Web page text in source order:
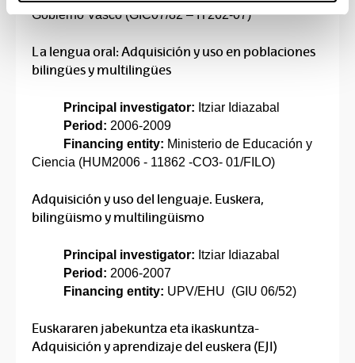
Gobierno Vasco (GIC07/82 – IT262-07)
La lengua oral: Adquisición y uso en poblaciones
bilingües y multilingües
Principal investigator: Itziar Idiazabal
Period: 2006-2009
Financing entity: Ministerio de Educación y
Ciencia (HUM2006 - 11862 -CO3- 01/FILO)
Adquisición y uso del lenguaje. Euskera,
bilingüismo y multilingüismo
Principal investigator: Itziar Idiazabal
Period: 2006-2007
Financing entity: UPV/EHU (GIU 06/52)
Euskararen jabekuntza eta ikaskuntza-
Adquisición y aprendizaje del euskera (EJI)